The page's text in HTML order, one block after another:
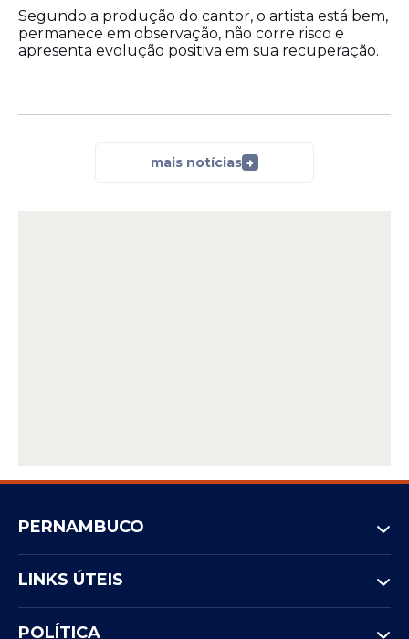
Segundo a produção do cantor, o artista está bem,
permanece em observação, não corre risco e
apresenta evolução positiva em sua recuperação.
mais notícias +
PERNAMBUCO
LINKS ÚTEIS
POLÍTICA